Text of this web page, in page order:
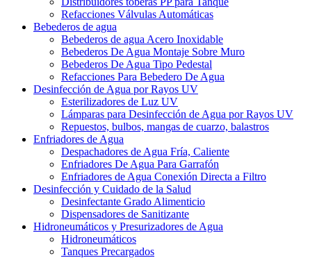
Refacciones Válvulas Automáticas
Bebederos de agua
Bebederos de agua Acero Inoxidable
Bebederos De Agua Montaje Sobre Muro
Bebederos De Agua Tipo Pedestal
Refacciones Para Bebedero De Agua
Desinfección de Agua por Rayos UV
Esterilizadores de Luz UV
Lámparas para Desinfección de Agua por Rayos UV
Repuestos, bulbos, mangas de cuarzo, balastros
Enfriadores de Agua
Despachadores de Agua Fría, Caliente
Enfriadores De Agua Para Garrafón
Enfriadores de Agua Conexión Directa a Filtro
Desinfección y Cuidado de la Salud
Desinfectante Grado Alimenticio
Dispensadores de Sanitizante
Hidroneumáticos y Presurizadores de Agua
Hidroneumáticos
Tanques Precargados